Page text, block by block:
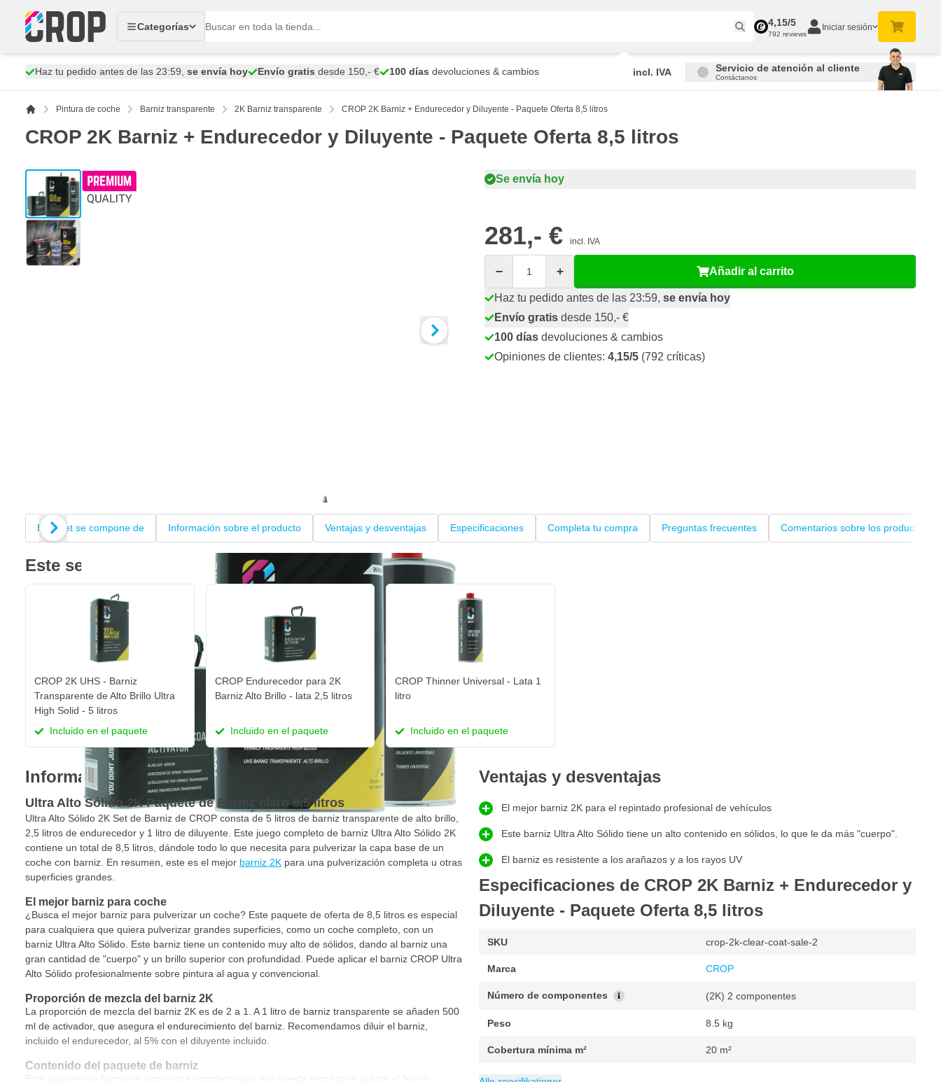
Categorías
4,15/5
792 reviews
Iniciar sesión
Haz tu pedido antes de las 23:59, se envía hoy Envío gratis desde 150,- € 100 días devoluciones & cambios incl. IVA Servicio de atención al cliente
Contáctanos
Pintura de coche Barniz transparente 2K Barniz transparente CROP 2K Barniz + Endurecedor y Diluyente - Paquete Oferta 8,5 litros
CROP 2K Barniz + Endurecedor y Diluyente - Paquete Oferta 8,5 litros
View larger image
View larger image
Se envía hoy
281,- € incl. IVA
Añadir al carrito
Haz tu pedido antes de las 23:59, se envía hoy
Envío gratis desde 150,- €
100 días devoluciones & cambios
Opiniones de clientes: 4,15/5 (792 críticas)
Este set se compone de Información sobre el producto Ventajas y desventajas Especificaciones Completa tu compra Preguntas frecuentes Comentarios sobre los productos
Este set se compone de
CROP 2K UHS - Barniz
Transparente de Alto Brillo Ultra
High Solid - 5 litros
Incluido en el paquete
CROP Endurecedor para 2K
Barniz Alto Brillo - lata 2,5 litros
Incluido en el paquete
CROP Thinner Universal - Lata 1
litro
Incluido en el paquete
Información sobre el producto
Ultra Alto Sólido 2K Paquete de Barniz claro 8,5 litros
Ultra Alto Sólido 2K Set de Barniz de CROP consta de 5 litros de barniz transparente de alto brillo,
2,5 litros de endurecedor y 1 litro de diluyente. Este juego completo de barniz Ultra Alto Sólido 2K
contiene un total de 8,5 litros, dándole todo lo que necesita para pulverizar la capa base de un
coche con barniz. En resumen, este es el mejor barniz 2K para una pulverización completa u otras
superficies grandes.
El mejor barniz para coche
¿Busca el mejor barniz para pulverizar un coche? Este paquete de oferta de 8,5 litros es especial
para cualquiera que quiera pulverizar grandes superficies, como un coche completo, con un
barniz Ultra Alto Sólido. Este barniz tiene un contenido muy alto de sólidos, dando al barniz una
gran cantidad de "cuerpo" y un brillo superior con profundidad. Puede aplicar el barniz CROP Ultra
Alto Sólido profesionalmente sobre pintura al agua y convencional.
Proporción de mezcla del barniz 2K
La proporción de mezcla del barniz 2K es de 2 a 1. A 1 litro de barniz transparente se añaden 500
ml de activador, que asegura el endurecimiento del barniz. Recomendamos diluir el barniz,
incluido el endurecedor, al 5% con el diluyente incluido.
Contenido del paquete de barniz
Este paquete de barniz se suministra completo para que pueda empezar a aplicar el barniz
Ventajas y desventajas
El mejor barniz 2K para el repintado profesional de vehículos
Este barniz Ultra Alto Sólido tiene un alto contenido en sólidos, lo que le da más "cuerpo".
El barniz es resistente a los arañazos y a los rayos UV
Especificaciones de CROP 2K Barniz + Endurecedor y
Diluyente - Paquete Oferta 8,5 litros
SKU crop-2k-clear-coat-sale-2
Marca CROP
Número de componentes (2K) 2 componentes
Peso 8.5 kg
Cobertura mínima m² 20 m²
EAN 6095703983976
Embalaje
Contenido
Grado de brillo
Categoría